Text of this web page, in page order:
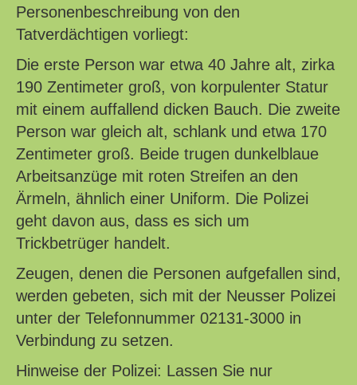
Personenbeschreibung von den
Tatverdächtigen vorliegt:
Die erste Person war etwa 40 Jahre alt, zirka
190 Zentimeter groß, von korpulenter Statur
mit einem auffallend dicken Bauch. Die zweite
Person war gleich alt, schlank und etwa 170
Zentimeter groß. Beide trugen dunkelblaue
Arbeitsanzüge mit roten Streifen an den
Ärmeln, ähnlich einer Uniform. Die Polizei
geht davon aus, dass es sich um
Trickbetrüger handelt.
Zeugen, denen die Personen aufgefallen sind,
werden gebeten, sich mit der Neusser Polizei
unter der Telefonnummer 02131-3000 in
Verbindung zu setzen.
Hinweise der Polizei: Lassen Sie nur